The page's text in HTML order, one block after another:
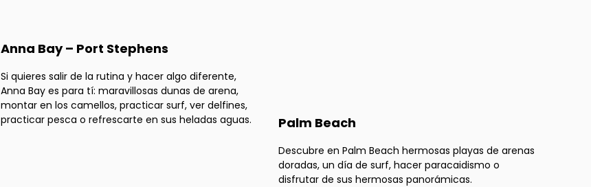
Anna Bay – Port Stephens
Si quieres salir de la rutina y hacer algo diferente,
Anna Bay es para tí: maravillosas dunas de arena,
montar en los camellos, practicar surf, ver delfines,
practicar pesca o refrescarte en sus heladas aguas.
Palm Beach
Descubre en Palm Beach hermosas playas de arenas
doradas, un día de surf, hacer paracaidismo o
disfrutar de sus hermosas panorámicas.